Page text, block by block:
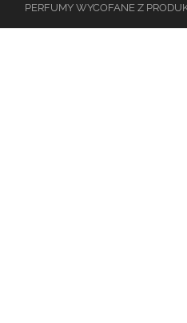
PERFUMY WYCOFANE Z